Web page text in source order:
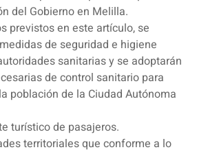
del Gobierno en Melilla.
previstos en este artículo, se
de seguridad e higiene
sanitarias y se adoptarán
de control sanitario para
población de la Ciudad Autónoma
turístico de pasajeros.
territoriales que conforme a lo